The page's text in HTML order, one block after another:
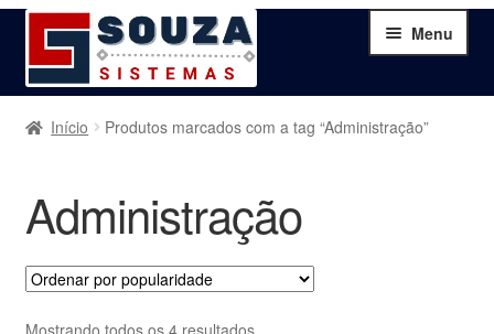
Pular
para
navegação
Pular
para
o
conteúdo
Menu
Home
Serviços
Produtos
Início Produtos marcados com a tag “Administração”
Administração
Classificado